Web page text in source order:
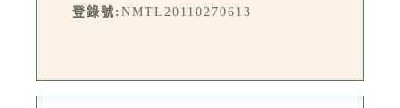
登錄號: NMTL20110270613